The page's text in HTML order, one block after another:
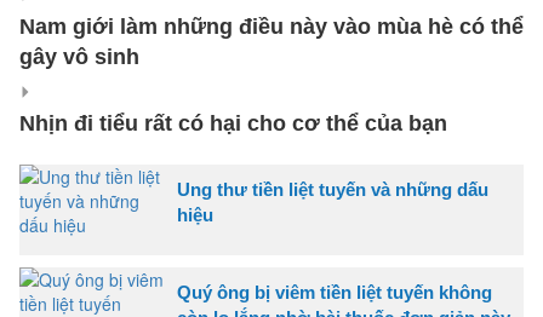
Nam giới làm những điều này vào mùa hè có thể
gây vô sinh
Nhịn đi tiểu rất có hại cho cơ thể của bạn
Ung thư tiền liệt tuyến và những dấu
hiệu
Quý ông bị viêm tiền liệt tuyến không